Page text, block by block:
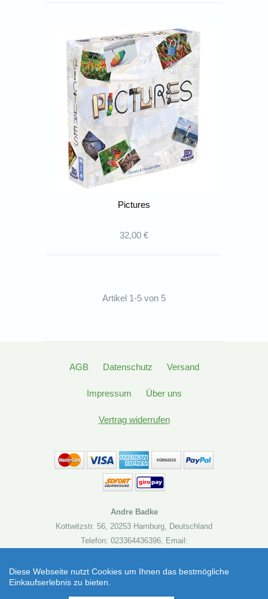
Pictures
32,00 €
Artikel 1-5 von 5
AGB Datenschutz Versand
Impressum Über uns
Vertrag widerrufen
Andre Badke
Kottwitzstr. 56, 20253 Hamburg, Deutschland
Telefon: 023364436396, Email:
Brettspielbude.de
Diese Webseite nutzt Cookies um Ihnen das bestmögliche
Einkaufserlebnis zu bieten.